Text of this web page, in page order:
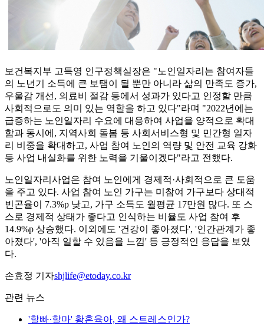
보건복지부 고득영 인구정책실장은 "노인일자리는 참여자들
의 노년기 소득에 큰 보탬이 될 뿐만 아니라 삶의 만족도 증가,
우울감 개선, 의료비 절감 등에서 성과가 있다고 인정할 만큼
사회적으로도 의미 있는 역할을 하고 있다"라며 "2022년에는
급증하는 노인일자리 수요에 대응하여 사업을 양적으로 확대
함과 동시에, 지역사회 돌봄 등 사회서비스형 및 민간형 일자
리 비중을 확대하고, 사업 참여 노인의 역량 및 안전 교육 강화
등 사업 내실화를 위한 노력을 기울이겠다"라고 전했다.
노인일자리사업은 참여 노인에게 경제적·사회적으로 큰 도움
을 주고 있다. 사업 참여 노인 가구는 미참여 가구보다 상대적
빈곤율이 7.3%p 낮고, 가구 소득도 월평균 17만원 많다. 또 스
스로 경제적 상태가 좋다고 인식하는 비율도 사업 참여 후
14.9%p 상승했다. 이외에도 '건강이 좋아졌다', '인간관계가 좋
아졌다', '아직 일할 수 있음을 느낌' 등 긍정적인 응답을 보였
다.
손효정 기자shjlife@etoday.co.kr
관련 뉴스
'할빠·할마' 황혼육아, 왜 스트레스인가?